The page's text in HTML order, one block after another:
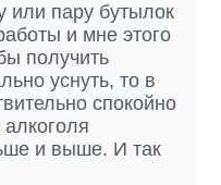
или пару бутылок
и мне этого
получить
уснуть, то в
спокойно
и выше. И так